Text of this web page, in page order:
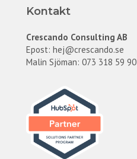
Kontakt
Crescando Consulting AB
Epost: hej@crescando.se
Malin Sjöman: 073 318 59 90